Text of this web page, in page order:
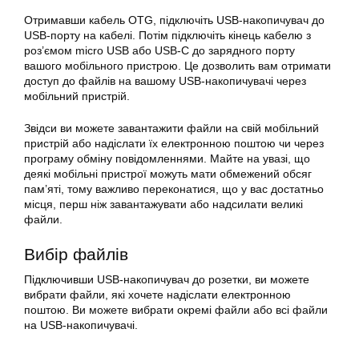
Отримавши кабель OTG, підключіть USB-накопичувач до
USB-порту на кабелі. Потім підключіть кінець кабелю з
роз’ємом micro USB або USB-C до зарядного порту
вашого мобільного пристрою. Це дозволить вам отримати
доступ до файлів на вашому USB-накопичувачі через
мобільний пристрій.
Звідси ви можете завантажити файли на свій мобільний
пристрій або надіслати їх електронною поштою чи через
програму обміну повідомленнями. Майте на увазі, що
деякі мобільні пристрої можуть мати обмежений обсяг
пам’яті, тому важливо переконатися, що у вас достатньо
місця, перш ніж завантажувати або надсилати великі
файли.
Вибір файлів
Підключивши USB-накопичувач до розетки, ви можете
вибрати файли, які хочете надіслати електронною
поштою. Ви можете вибрати окремі файли або всі файли
на USB-накопичувачі.